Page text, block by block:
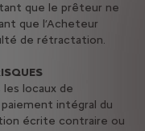
tant que le prêteur ne
que l’Acheteur
de rétractation.
les locaux de
intégral du
écrite contraire ou